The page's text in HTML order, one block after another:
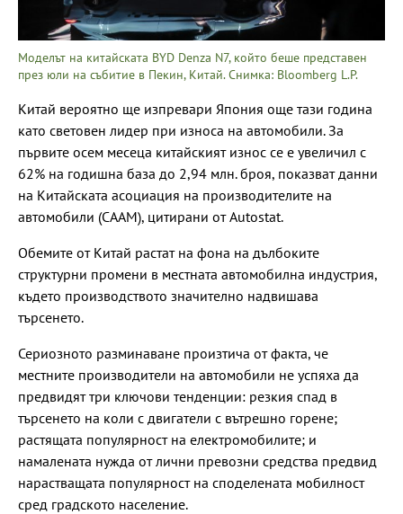
Моделът на китайската BYD Denza N7, който беше представен
през юли на събитие в Пекин, Китай. Снимка: Bloomberg L.P.
Китай вероятно ще изпревари Япония още тази година
като световен лидер при износа на автомобили. За
първите осем месеца китайският износ се е увеличил с
62% на годишна база до 2,94 млн. броя, показват данни
на Китайската асоциация на производителите на
автомобили (CAAM), цитирани от Autostat.
Обемите от Китай растат на фона на дълбоките
структурни промени в местната автомобилна индустрия,
където производството значително надвишава
търсенето.
Сериозното разминаване произтича от факта, че
местните производители на автомобили не успяха да
предвидят три ключови тенденции: резкия спад в
търсенето на коли с двигатели с вътрешно горене;
растящата популярност на електромобилите; и
намалената нужда от лични превозни средства предвид
нарастващата популярност на споделената мобилност
сред градското население.